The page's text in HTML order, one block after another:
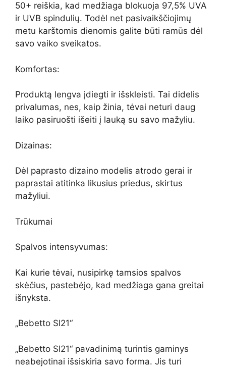
50+ reiškia, kad medžiaga blokuoja 97,5% UVA
ir UVB spindulių. Todėl net pasivaikščiojimų
metu karštomis dienomis galite būti ramūs dėl
savo vaiko sveikatos.
Komfortas:
Produktą lengva įdiegti ir išskleisti. Tai didelis
privalumas, nes, kaip žinia, tėvai neturi daug
laiko pasiruošti išeiti į lauką su savo mažyliu.
Dizainas:
Dėl paprasto dizaino modelis atrodo gerai ir
paprastai atitinka likusius priedus, skirtus
mažyliui.
Trūkumai
Spalvos intensyvumas:
Kai kurie tėvai, nusipirkę tamsios spalvos
skėčius, pastebėjo, kad medžiaga gana greitai
išnyksta.
„Bebetto Sl21“
„Bebetto Sl21“ pavadinimą turintis gaminys
neabejotinai išsiskiria savo forma. Jis turi